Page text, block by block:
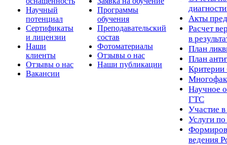
Научный
потенциал
Сертификаты
и лицензии
Наши
клиенты
Отзывы о нас
Вакансии
Программы
обучения
Преподавательский
состав
Фотоматериалы
Отзывы о нас
Наши публикации
Акты
Расчет
в
План
План
Критерии
Научное
ГТС
Участие
Услуги
ведения